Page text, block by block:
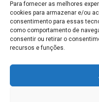
Para fornecer as melhores
cookies para armazenar e/ou
consentimento para essas
como comportamento de
consentir ou retirar o
recursos e funções.
Acessibilidade